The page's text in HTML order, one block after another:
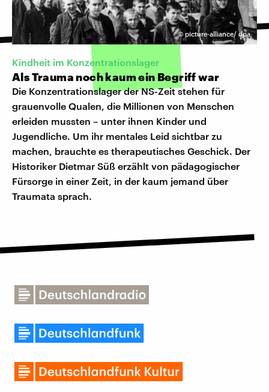
© picture-alliance/ dpa
Kindheit im Konzentrationslager
Als Trauma noch kaum ein Begriff war
Die Konzentrationslager der NS-Zeit stehen für
grauenvolle Qualen, die Millionen von Menschen
erleiden mussten – unter ihnen Kinder und
Jugendliche. Um ihr mentales Leid sichtbar zu
machen, brauchte es therapeutisches Geschick. Der
Historiker Dietmar Süß erzählt von pädagogischer
Fürsorge in einer Zeit, in der kaum jemand über
Traumata sprach.